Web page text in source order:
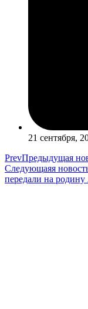
21 сентября,
PrevПредыдущая
Следующаяя
передали на